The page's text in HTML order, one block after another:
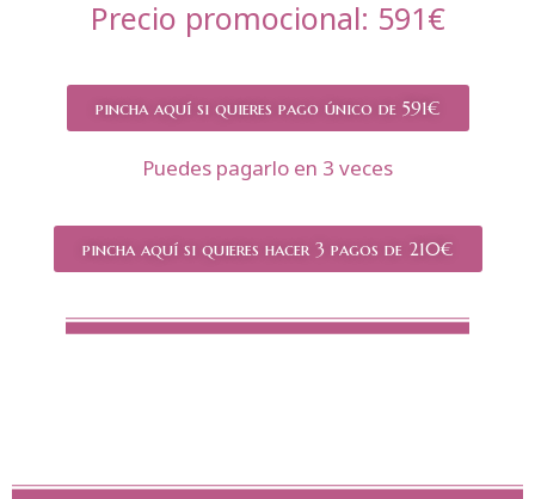
Precio promocional: 591€
pincha aquí si quieres pago único de 591€
Puedes pagarlo en 3 veces
pincha aquí si quieres hacer 3 pagos de 210€